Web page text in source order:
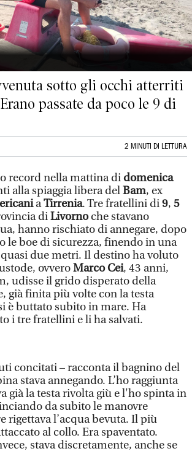
sotto gli occhi atterriti
passate da poco le 9 di
2 MINUTI DI LETTURA
record nella mattina di domenica
alla spiaggia libera delBam, ex
aTirrenia. Tre fratellini di9, 5
diLivornoche stavano
hanno rischiato di annegare, dopo
le boe di sicurezza, finendo in una
due metri. Il destino ha voluto
ovveroMarco Cei, 43 anni,
udisse il grido disperato della
già finita più volte con la testa
è buttato subito in mare. Ha
i tre fratellini e li ha salvati.
concitati – racconta il bagnino del
stava annegando. L’ho raggiunta
già la testa rivolta giù e l'ho spinta in
da subito le manovre
rigettava l’acqua bevuta. Il più
al collo. Era spaventato.
stava discretamente, anche se